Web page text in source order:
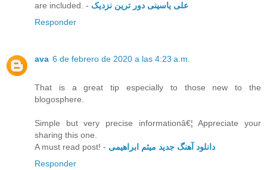
are included. - علی یاسینی دور ترین نزدیک
Responder
ava 6 de febrero de 2020 a las 4:23 a.m.
That is a great tip especially to those new to the
blogosphere.
Simple but very precise informationâ€¦ Appreciate your
sharing this one.
A must read post! - دانلود آهنگ جدید میثم ابراهیمی
Responder